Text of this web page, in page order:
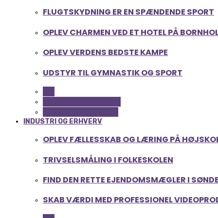
FLUGTSKYDNING ER EN SPÆNDENDE SPORT
OPLEV CHARMEN VED ET HOTEL PÅ
OPLEV VERDENS BEDSTE KAMPE
UDSTYR TIL GYMNASTIK OG SPORT
INDUSTRI OG ERHVERV
OPLEV FÆLLESSKAB OG LÆRING PÅ
TRIVSELSMÅLING I FOLKESKOLEN
FIND DEN RETTE EJENDOMSMÆGLER I
SKAB VÆRDI MED PROFESSIONEL